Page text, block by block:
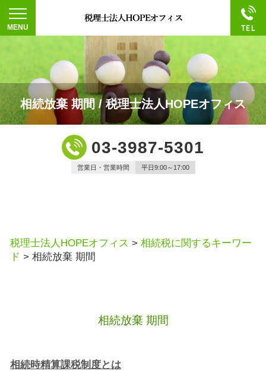
相続放棄 期間 / 税理士法人HOPEオフィス
03-3987-5301
営業日・営業時間 平日9:00～17:00
税理士法人HOPEオフィス > 相続税に関するキーワー
ド > 相続放棄 期間
相続放棄 期間
相続時精算課税制度とは